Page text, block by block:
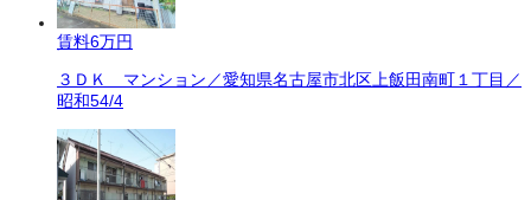
賃料6万円
３ＤＫ マンション／愛知県名古屋市北区上飯田南町１丁目／
昭和54/4